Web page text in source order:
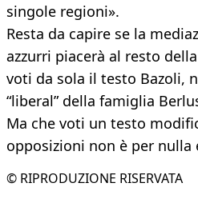
singole regioni».
Resta da capire se la
azzurri piacerà al resto
voti da sola il testo Bazoli,
“liberal” della famiglia
Ma che voti un testo
opposizioni non è per nulla
© RIPRODUZIONE RISERVATA